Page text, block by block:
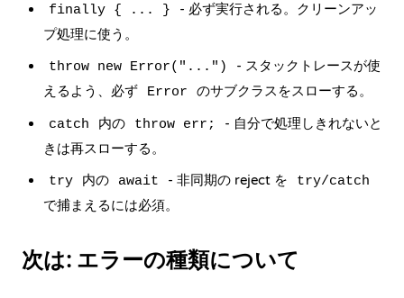
finally { ... }
- 必ず実行される。クリーンアッ
プ処理に使う。
throw new Error("...")
- スタックトレースが使
えるよう、必ず
Error のサブクラスをスローする。
catch 内の throw err;
- 自分で処理しきれないと
きは再スローする。
try 内の await - 非同期の reject を try/catch
で捕まえるには必須。
次は: エラーの種類について